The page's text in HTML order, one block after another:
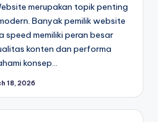
merupakan topik penting
Banyak pemilik website
speed memiliki peran besar
konten dan performa
konsep…
18, 2026